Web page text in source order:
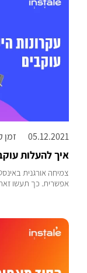
05.12.2021 זמן
איך להעלות
צמיחה אורגנית
אפשרית. כך תעשו